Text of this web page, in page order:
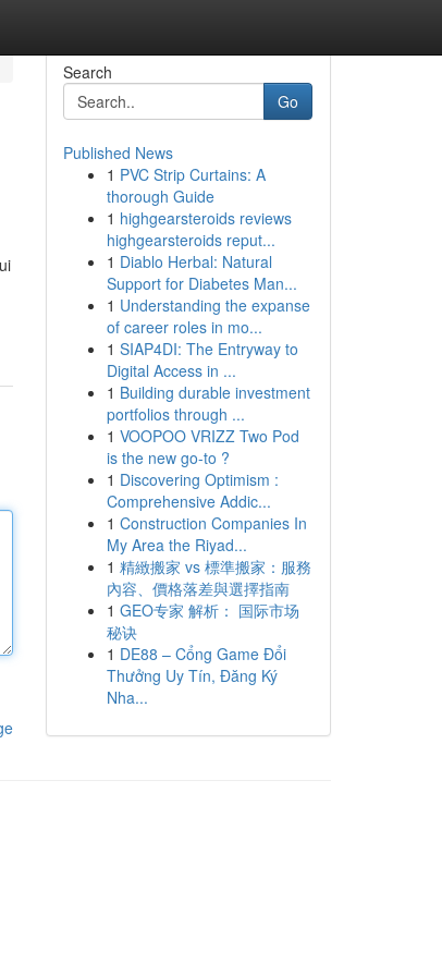
Search
Go
Published News
1 PVC Strip Curtains: A
thorough Guide
1 highgearsteroids reviews
highgearsteroids reput...
1 Diablo Herbal: Natural
Support for Diabetes Man...
1 Understanding the expanse
of career roles in mo...
1 SIAP4DI: The Entryway to
Digital Access in ...
1 Building durable investment
portfolios through ...
1 VOOPOO VRIZZ Two Pod
is the new go-to ?
1 Discovering Optimism :
Comprehensive Addic...
1 Construction Companies In
My Area the Riyad...
1 精緻搬家 vs 標準搬家：服務
內容、價格落差與選擇指南
1 GEO专家 解析： 国际市场
秘诀
1 DE88 – Cổng Game Đổi
Thưởng Uy Tín, Đăng Ký
Nha...